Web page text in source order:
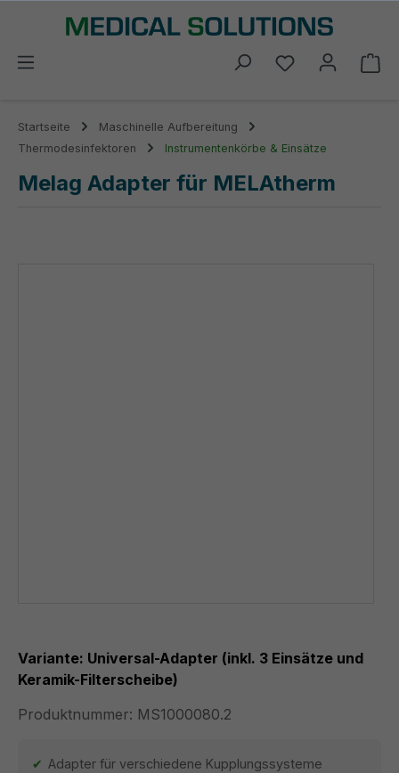
springen
Du hast 0
Startseite
Maschinelle Aufbereitung
Thermodesinfektoren
Instrumentenkörbe & Einsätze
Melag Adapter für MELAtherm
Variante: Universal-Adapter (inkl. 3 Einsätze und
Keramik-Filterscheibe)
Produktnummer: MS1000080.2
Adapter für verschiedene Kupplungssysteme